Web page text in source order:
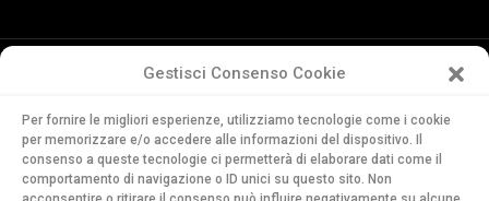
Gestisci Consenso Cookie
Per fornire le migliori esperienze, utilizziamo tecnologie come i cookie
per memorizzare e/o accedere alle informazioni del dispositivo. Il
consenso a queste tecnologie ci permetterà di elaborare dati come il
comportamento di navigazione o ID unici su questo sito. Non
della Svizzera Italiana
Via Soldino 9
CH-6900 Lugano